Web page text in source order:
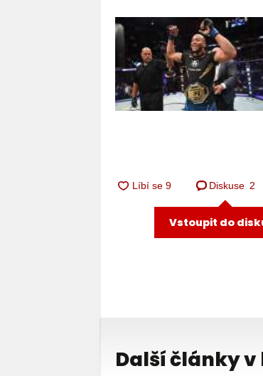
Diskuse 2
Vstoupit do
Další články